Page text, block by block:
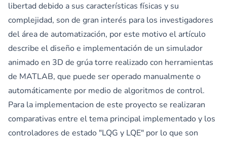
libertad debido a sus características físicas y su
complejidad, son de gran interés para los investigadores
del área de automatización, por este motivo el artículo
describe el diseño e implementación de un simulador
animado en 3D de grúa torre realizado con herramientas
de MATLAB, que puede ser operado manualmente o
automáticamente por medio de algoritmos de control.
Para la implementacion de este proyecto se realizaran
comparativas entre el tema principal implementado y los
controladores de estado "LQG y LQE" por lo que son